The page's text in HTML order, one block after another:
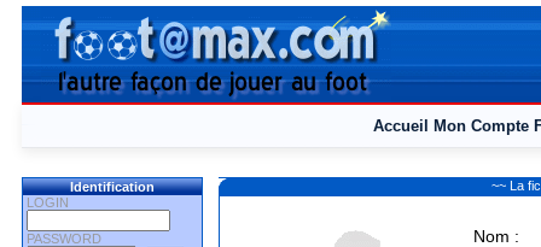
Accueil Mon Compte
Identification
LOGIN
PASSWORD
~~ La
Nom :